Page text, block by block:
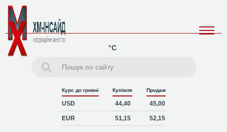
°C
Курс до гривні Купівля Продаж
USD 44,40 45,00
EUR 51,15 52,15